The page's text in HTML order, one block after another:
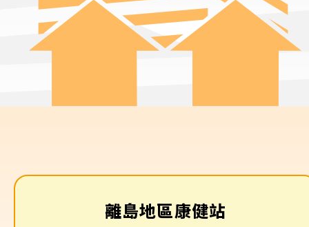
離島地區康健站